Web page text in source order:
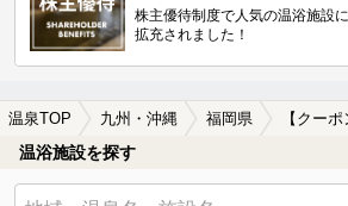
株主優待制度で人気の温浴施設
拡充されました！
温泉TOP 九州・沖縄 福岡県
温浴施設を探す